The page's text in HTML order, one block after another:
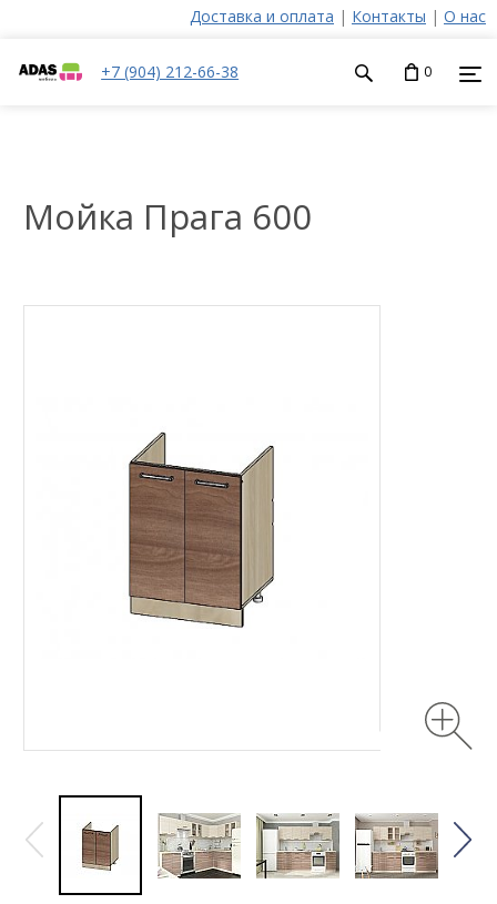
Доставка и оплата | Контакты | О нас
+7 (904) 212-66-38 0
Мойка Прага 600